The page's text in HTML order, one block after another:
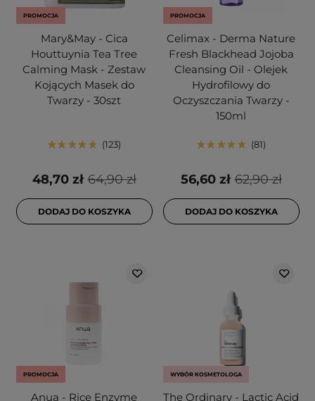
PROMOCJA
Mary&May - Cica
Houttuynia Tea Tree
Calming Mask - Zestaw
Kojących Masek do
Twarzy - 30szt
123
64,90 zł
48,70 zł
DODAJ DO KOSZYKA
PROMOCJA
Celimax - Derma Nature
Fresh Blackhead Jojoba
Cleansing Oil - Olejek
Hydrofilowy do
Oczyszczania Twarzy -
150ml
81
62,90 zł
56,60 zł
DODAJ DO KOSZYKA
PROMOCJA
Anua - Rice Enzyme
WYBÓR KOSMETOLOGA
The Ordinary - Lactic Acid